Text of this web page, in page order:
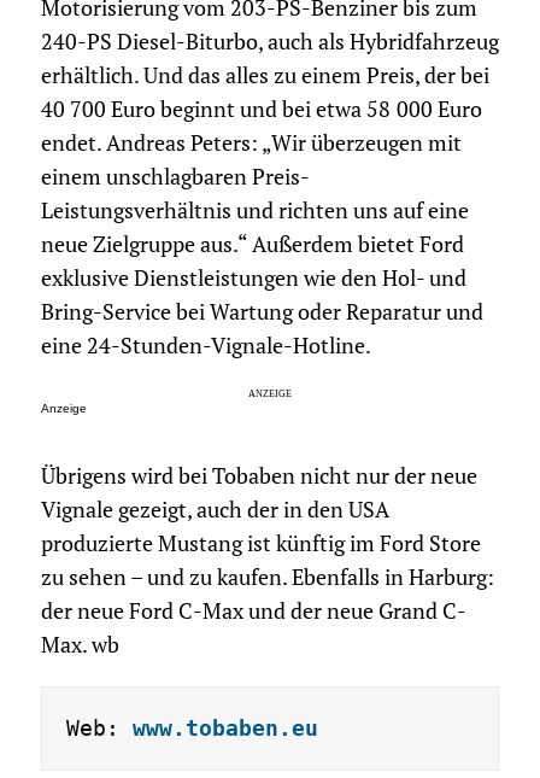
Motorisierung vom 203-PS-Benziner bis zum
240-PS Diesel-Biturbo, auch als Hybridfahrzeug
erhältlich. Und das alles zu einem Preis, der bei
40 700 Euro beginnt und bei etwa 58 000 Euro
endet. Andreas Peters: „Wir überzeugen mit
einem unschlagbaren Preis-
Leistungsverhältnis und richten uns auf eine
neue Zielgruppe aus.“ Außerdem bietet Ford
exklusive Dienstleistungen wie den Hol- und
Bring-Service bei Wartung oder Reparatur und
eine 24-Stunden-Vignale-Hotline.
Anzeige
Übrigens wird bei Tobaben nicht nur der neue
Vignale gezeigt, auch der in den USA
produzierte Mustang ist künftig im Ford Store
zu sehen – und zu kaufen. Ebenfalls in Harburg:
der neue Ford C-Max und der neue Grand C-
Max. wb
Web: www.tobaben.eu